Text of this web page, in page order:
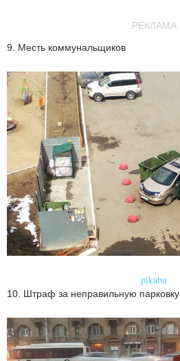
РЕКЛАМА
9. Месть коммунальщиков
pikabu
10. Штраф за неправильную парковку